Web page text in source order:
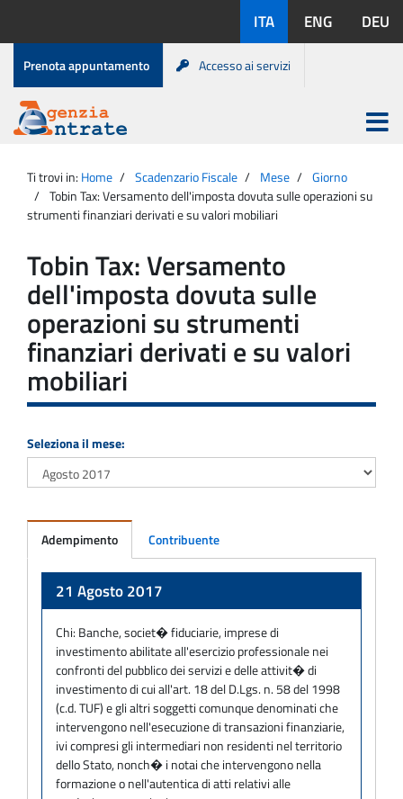
contenuto
disponibili:
ITA ENG DEU
Menu
di
servizio
Prenota appuntamento Accesso ai servizi
Agenzia
Entrate
Apri
menu
principale
Ti trovi in: Home Scadenzario Fiscale Mese
Giorno
Tobin Tax: Versamento dell'imposta dovuta sulle operazioni su
strumenti finanziari derivati e su valori mobiliari
Tobin Tax: Versamento
dell'imposta dovuta sulle
operazioni su strumenti
finanziari derivati e su valori
mobiliari
Seleziona il mese:
Adempimento Contribuente
21 Agosto 2017
Chi: Banche, societ� fiduciarie, imprese di
investimento abilitate all'esercizio professionale nei
confronti del pubblico dei servizi e delle attivit� di
investimento di cui all'art. 18 del D.Lgs. n. 58 del 1998
(c.d. TUF) e gli altri soggetti comunque denominati che
intervengono nell'esecuzione di transazioni finanziarie,
ivi compresi gli intermediari non residenti nel territorio
dello Stato, nonch� i notai che intervengono nella
formazione o nell'autentica di atti relativi alle